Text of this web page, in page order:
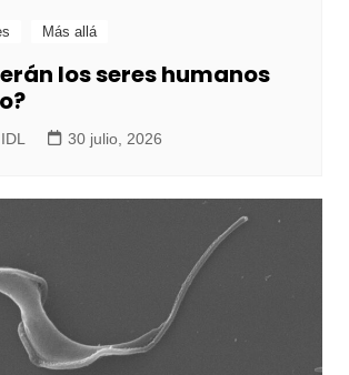
Más allá
los seres humanos
30 julio, 2026